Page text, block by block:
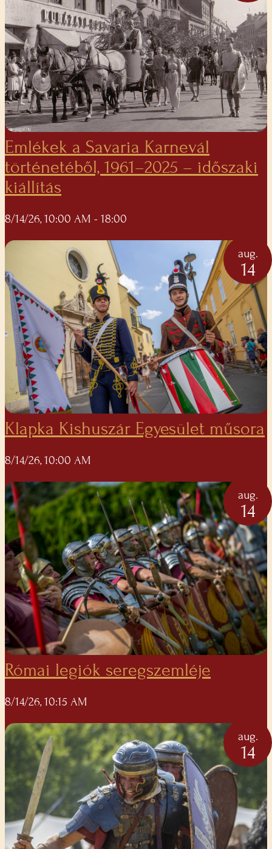
Emlékek a Savaria Karnevál
történetéből, 1961–2025 – időszaki
kiállítás
8/14/26, 10:00 AM - 18:00
aug.
14
Klapka Kishuszár Egyesület műsora
8/14/26, 10:00 AM
aug.
14
Római legiók seregszemléje
8/14/26, 10:15 AM
aug.
14